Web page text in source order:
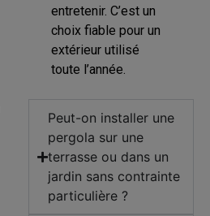
entretenir. C’est un
choix fiable pour un
extérieur utilisé
toute l’année.
Peut-on installer une
pergola sur une
terrasse ou dans un
jardin sans contrainte
particulière ?